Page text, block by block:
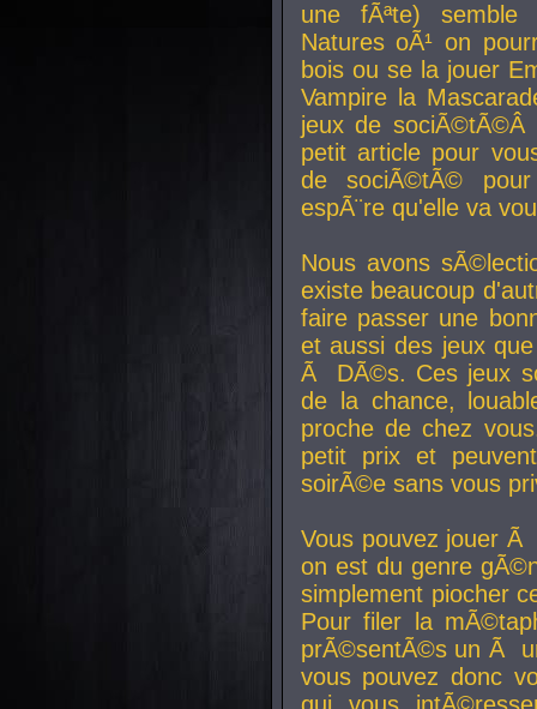
une fÃªte) semble
Natures oÃ¹ on
bois ou se la jouer
Vampire la
jeux de
petit article pour
de sociÃ©tÃ©
espÃ¨re qu'elle va
Nous avons
existe beaucoup
faire passer une
et aussi des jeux
Ã DÃ©s. Ces jeux
de la chance,
proche de chez
petit prix et
soirÃ©e sans vous
Vous pouvez jouer
on est du genre
simplement piocher
Pour filer la
prÃ©sentÃ©s un Ã
vous pouvez donc